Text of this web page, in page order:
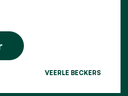
VEERLE BECKERS